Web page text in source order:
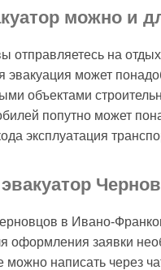
можно и
отправляетесь на
эвакуация может
объектами
попутно может
эксплуатация
эвакуатор
в Ивано-
оформления заявки
написать через